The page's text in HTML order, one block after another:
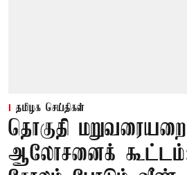
தமிழக செய்திகள்
தொகுதி மறுவரையறை
ஆலோசனைக் கூட்டம்: